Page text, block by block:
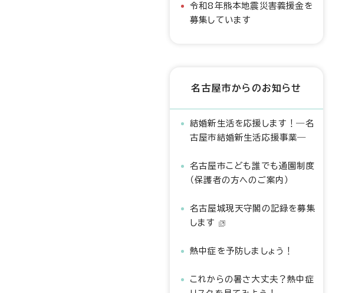
令和8年熊本地震災害義援金を
募集しています
名古屋市からのお知らせ
結婚新生活を応援します！―名
古屋市結婚新生活応援事業―
名古屋市こども誰でも通園制度
（保護者の方へのご案内）
名古屋城現天守閣の記録を募集
します
熱中症を予防しましょう！
これからの暑さ大丈夫？熱中症